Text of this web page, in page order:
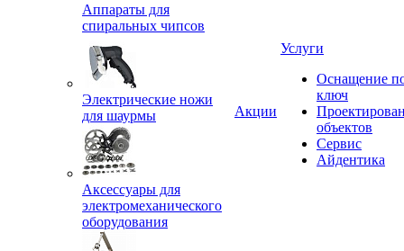
Аппараты для
спиральных чипсов
Электрические ножи
для шаурмы
Аксессуары для
электромеханического
оборудования
Акции
Услуги
Оснащение
ключ
объектов
Сервис
Айдентика